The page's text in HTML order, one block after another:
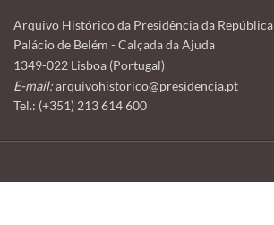
Arquivo Histórico da Presidência da República
Palácio de Belém - Calçada da Ajuda
1349-022 Lisboa (Portugal)
E-mail:arquivohistorico@presidencia.pt
Tel.: (+351) 213 614 600